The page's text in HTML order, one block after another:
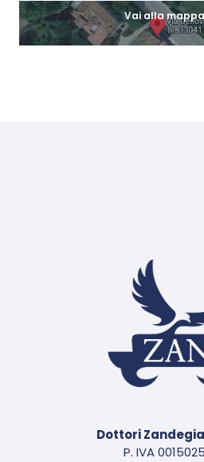
Vai alla mappa
Dottori
P. IVA